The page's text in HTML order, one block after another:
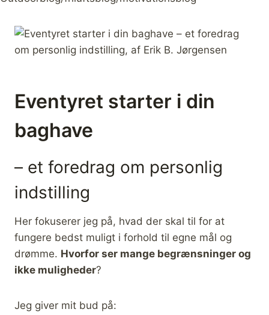
Eventyret starter i din
baghave
– et foredrag om personlig
indstilling
Her fokuserer jeg på, hvad der skal til for at
fungere bedst muligt i forhold til egne mål og
drømme. Hvorfor ser mange begrænsninger og
ikke muligheder?
Jeg giver mit bud på: